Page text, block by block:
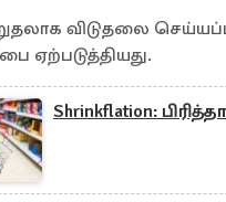
விடுதலை
ஏற்படுத்தியது.
Shrinkflation: